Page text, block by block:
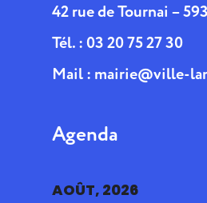
42 rue de Tournai –
Tél. : 03 20 75 27 30
Mail : mairie@ville-
Agenda
AOÛT, 2026